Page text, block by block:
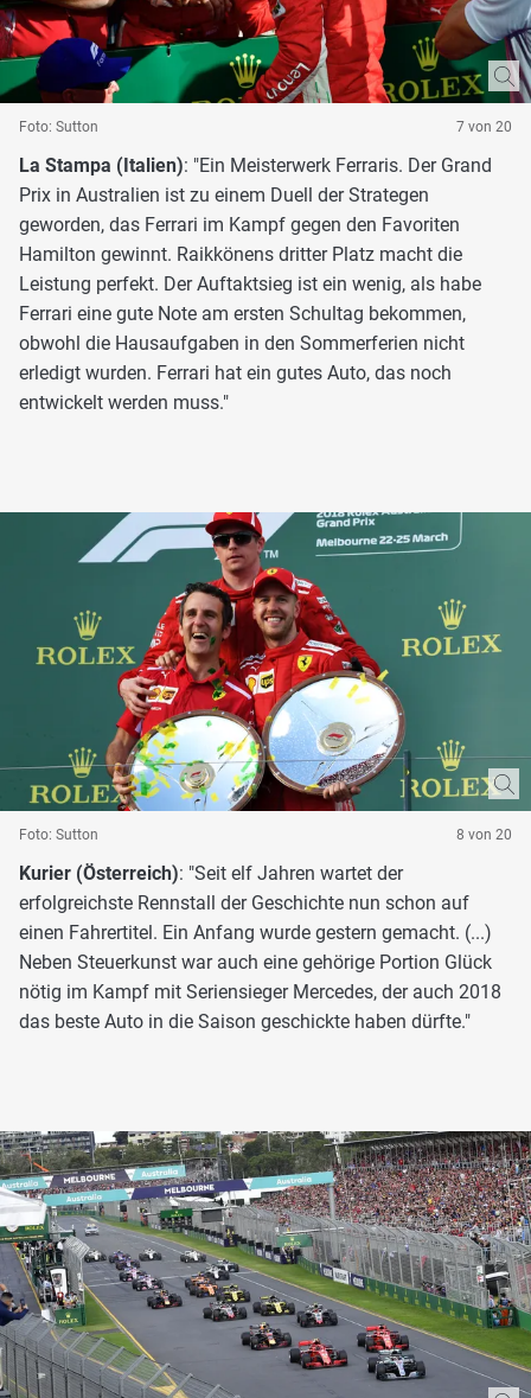
Foto: Sutton 7 von 20
La Stampa (Italien): "Ein Meisterwerk Ferraris. Der Grand
Prix in Australien ist zu einem Duell der Strategen
geworden, das Ferrari im Kampf gegen den Favoriten
Hamilton gewinnt. Raikkönens dritter Platz macht die
Leistung perfekt. Der Auftaktsieg ist ein wenig, als habe
Ferrari eine gute Note am ersten Schultag bekommen,
obwohl die Hausaufgaben in den Sommerferien nicht
erledigt wurden. Ferrari hat ein gutes Auto, das noch
entwickelt werden muss."
Foto: Sutton 8 von 20
Kurier (Österreich): "Seit elf Jahren wartet der
erfolgreichste Rennstall der Geschichte nun schon auf
einen Fahrertitel. Ein Anfang wurde gestern gemacht. (...)
Neben Steuerkunst war auch eine gehörige Portion Glück
nötig im Kampf mit Seriensieger Mercedes, der auch 2018
das beste Auto in die Saison geschickte haben dürfte."